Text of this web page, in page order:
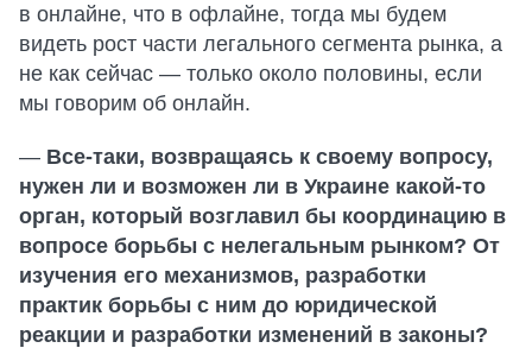
в онлайне, что в офлайне, тогда мы будем
видеть рост части легального сегмента рынка, а
не как сейчас — только около половины, если
мы говорим об онлайн.
— Все-таки, возвращаясь к своему вопросу,
нужен ли и возможен ли в Украине какой-то
орган, который возглавил бы координацию в
вопросе борьбы с нелегальным рынком? От
изучения его механизмов, разработки
практик борьбы с ним до юридической
реакции и разработки изменений в законы?